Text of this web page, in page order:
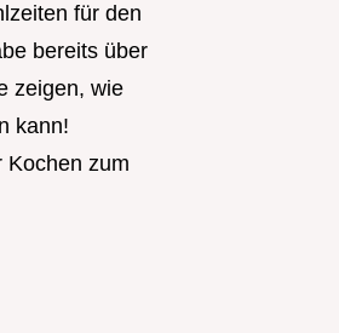
für den
bereits über
zeigen, wie
kann!
Kochen zum